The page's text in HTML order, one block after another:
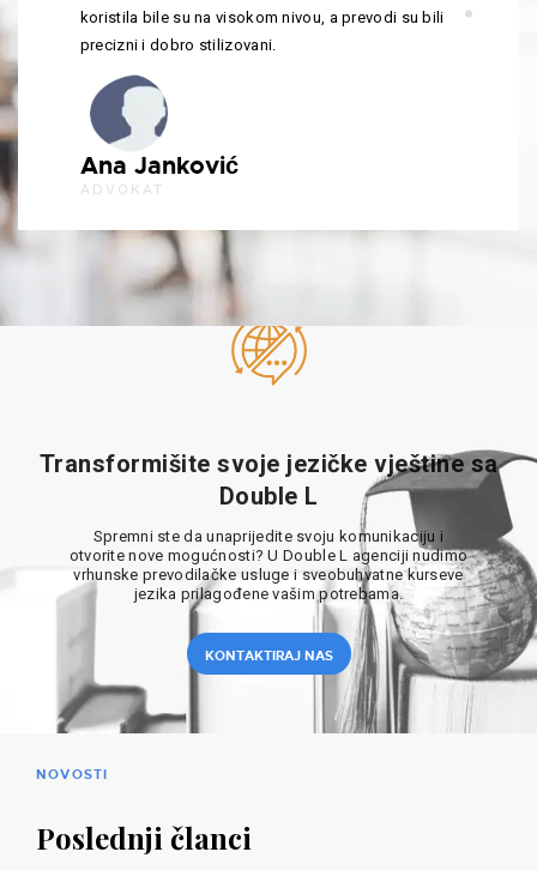
koristila bile su na visokom nivou, a prevodi su bili
precizni i dobro stilizovani.
Ana Janković
ADVOKAT
Transformišite svoje jezičke vještine sa
Double L
Spremni ste da unaprijedite svoju komunikaciju i
otvorite nove mogućnosti? U Double L agenciji nudimo
vrhunske prevodilačke usluge i sveobuhvatne kurseve
jezika prilagođene vašim potrebama.
KONTAKTIRAJ NAS
NOVOSTI
Poslednji članci